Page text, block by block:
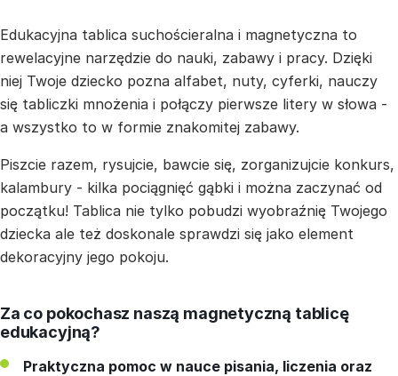
Edukacyjna tablica suchościeralna i magnetyczna to
rewelacyjne narzędzie do nauki, zabawy i pracy. Dzięki
niej Twoje dziecko pozna alfabet, nuty, cyferki, nauczy
się tabliczki mnożenia i połączy pierwsze litery w słowa -
a wszystko to w formie znakomitej zabawy.
Piszcie razem, rysujcie, bawcie się, zorganizujcie konkurs,
kalambury - kilka pociągnięć gąbki i można zaczynać od
początku! Tablica nie tylko pobudzi wyobraźnię Twojego
dziecka ale też doskonale sprawdzi się jako element
dekoracyjny jego pokoju.
Za co pokochasz naszą magnetyczną tablicę
edukacyjną?
Praktyczna pomoc w nauce pisania, liczenia oraz